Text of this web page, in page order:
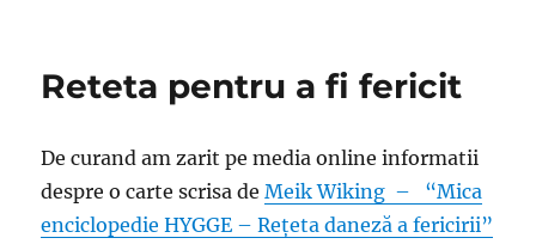
Reteta pentru a fi fericit
De curand am zarit pe media online informatii
despre o carte scrisa deMeik Wiking – “Mica
enciclopedie HYGGE – Rețeta daneză a fericirii”